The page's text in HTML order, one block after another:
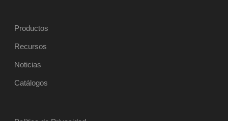
Productos
Recursos
Noticias
Catálogos